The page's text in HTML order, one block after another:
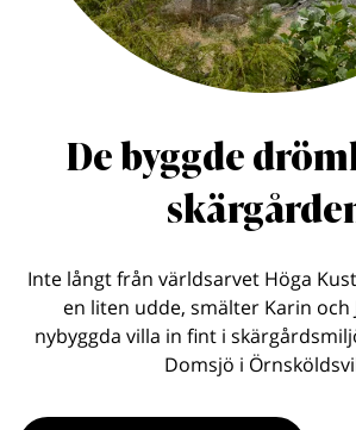
De byggde
Inte långt från världsarvet Höga
en liten udde, smälter Karin och
nybyggda villa in fint i
Domsjö i